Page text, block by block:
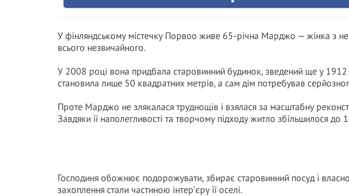
У фінляндському містечку Порвоо живе 65-річна Марджо — жінка з
всього незвичайного.
У 2008 році вона придбала старовинний будинок, зведений ще у
становила лише 50 квадратних метрів, а сам дім потребував
Проте Марджо не злякалася труднощів і взялася за масштабну
Завдяки її наполегливості та творчому підходу житло збільшилося до
Господиня обожнює подорожувати, збирає старовинний посуд і
захоплення стали частиною інтер’єру її оселі.